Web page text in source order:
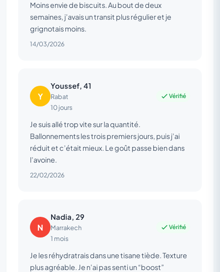
Moins envie de biscuits. Au bout de deux
semaines, j’avais un transit plus régulier et je
grignotais moins.
14/03/2026
Y
Youssef, 41
Rabat
10 jours
Vérifié
Je suis allé trop vite sur la quantité.
Ballonnements les trois premiers jours, puis j’ai
réduit et c’était mieux. Le goût passe bien dans
l’avoine.
22/02/2026
N
Nadia, 29
Marrakech
1 mois
Vérifié
Je les réhydratrais dans une tisane tiède. Texture
plus agréable. Je n’ai pas senti un “boost”